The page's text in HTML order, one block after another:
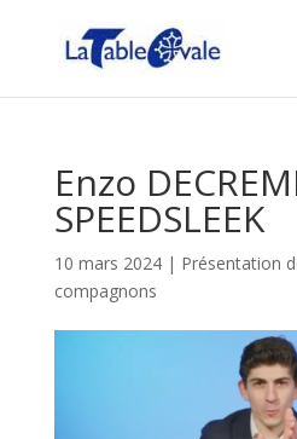
Enzo
SPEEDSLEEK
10 mars 2024| Présentation
compagnons